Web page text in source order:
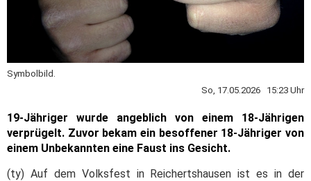
Symbolbild.
So, 17.05.2026 15:23 Uhr
19-Jähriger wurde angeblich von einem 18-Jährigen
verprügelt. Zuvor bekam ein besoffener 18-Jähriger von
einem Unbekannten eine Faust ins Gesicht.
(ty) Auf dem Volksfest in Reichertshausen ist es in der